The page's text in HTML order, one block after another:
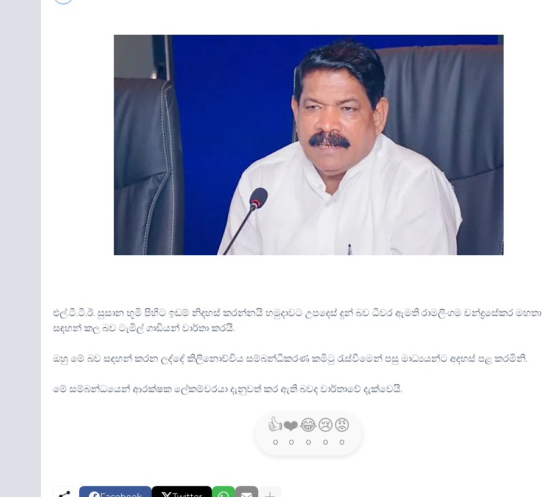
එල්.ටී.ටී.ඊ. සුසාන භූමි පිහිට ඉඩම් නිදහස් කරන්නයි හමුදාවට උපදෙස් දුන් බව ධීවර ඇමති රාමලිංගම චන්ද්‍රසේකර මහතා
සඳහන් කල බව ටැමිල් ගාඩියන් වාර්තා කරයි.
ඔහු මේ බව සඳහන් කරන ලද්දේ කිලිනොච්චිය සම්බන්ධීකරණ කමිටු රැස්වීමෙන් පසු මාධ්‍යයන්ට අදහස් පළ කරමිනි.
මේ සම්බන්ධයෙන් ආරක්ෂක ලේකම්වරයා දැනුවත් කර ඇති බවද වාර්තාවේ දැක්වෙයි.
👍
0
❤️
0
😂
0
😢
0
😡
0